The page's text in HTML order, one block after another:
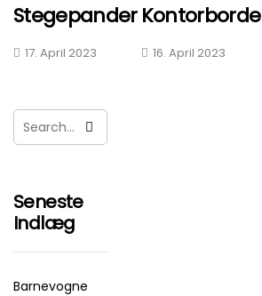
Stegepander
17. April 2023
Kontorborde
16. April 2023
Seneste
Indlæg
Barnevogne